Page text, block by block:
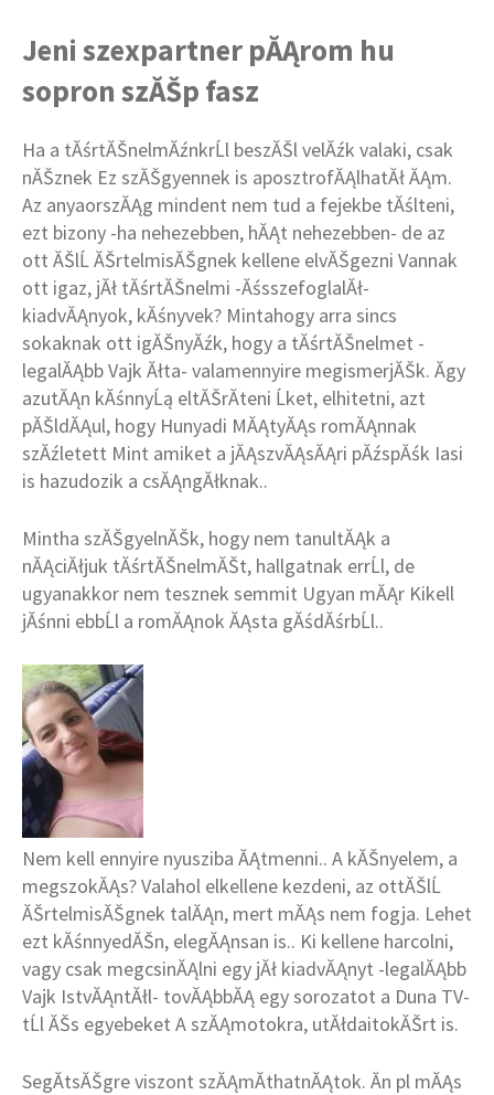
Jeni szexpartner pĂĄrom hu
sopron szĂŠp fasz
Ha a tĂśrtĂŠnelmĂźnkrĹl beszĂŠl velĂźk valaki, csak
nĂŠznek Ez szĂŠgyennek is aposztrofĂĄlhatĂł ĂĄm.
Az anyaorszĂĄg mindent nem tud a fejekbe tĂślteni,
ezt bizony -ha nehezebben, hĂĄt nehezebben- de az
ott ĂŠlĹ ĂŠrtelmisĂŠgnek kellene elvĂŠgezni Vannak
ott igaz, jĂł tĂśrtĂŠnelmi -ĂśsszefoglalĂł-
kiadvĂĄnyok, kĂśnyvek? Mintahogy arra sincs
sokaknak ott igĂŠnyĂźk, hogy a tĂśrtĂŠnelmet -
legalĂĄbb Vajk Ăłta- valamennyire megismerjĂŠk. Ăgy
azutĂĄn kĂśnnyĹą eltĂŠrĂ­teni Ĺket, elhitetni, azt
pĂŠldĂĄul, hogy Hunyadi MĂĄtyĂĄs romĂĄnnak
szĂźletett Mint amiket a jĂĄszvĂĄsĂĄri pĂźspĂśk Iasi
is hazudozik a csĂĄngĂłknak..
Mintha szĂŠgyelnĂŠk, hogy nem tanultĂĄk a
nĂĄciĂłjuk tĂśrtĂŠnelmĂŠt, hallgatnak errĹl, de
ugyanakkor nem tesznek semmit Ugyan mĂĄr Kikell
jĂśnni ebbĹl a romĂĄnok ĂĄsta gĂśdĂśrbĹl..
Nem kell ennyire nyusziba ĂĄtmenni.. A kĂŠnyelem, a
megszokĂĄs? Valahol elkellene kezdeni, az ottĂŠlĹ
ĂŠrtelmisĂŠgnek talĂĄn, mert mĂĄs nem fogja. Lehet
ezt kĂśnnyedĂŠn, elegĂĄnsan is.. Ki kellene harcolni,
vagy csak megcsinĂĄlni egy jĂł kiadvĂĄnyt -legalĂĄbb
Vajk IstvĂĄntĂłl- tovĂĄbbĂĄ egy sorozatot a Duna TV-
tĹl ĂŠs egyebeket A szĂĄmotokra, utĂłdaitokĂŠrt is.
SegĂ­tsĂŠgre viszont szĂĄmĂ­thatnĂĄtok. Ăn pl mĂĄs